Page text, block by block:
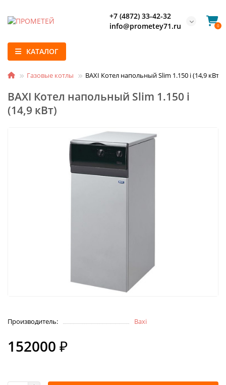
+7 (4872) 33-42-32
info@prometey71.ru
0
КАТАЛОГ
Газовые котлы BAXI Котел напольный Slim 1.150 i (14,9 кВт)
BAXI Котел напольный Slim 1.150 i
(14,9 кВт)
Производитель: Baxi
152000 ₽